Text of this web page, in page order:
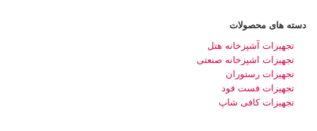
دسته های محصولات
تجهیزات آشپزخانه هتل
تجهیزات اشپزخانه صنعتی
تجهیزات رستوران
تجهیزات فست فود
تجهیزات کافی شاپ